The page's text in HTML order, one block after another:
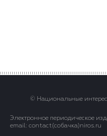
© Национальные
Электронное периодическое
email: contact(сoбaчка)niros.ru